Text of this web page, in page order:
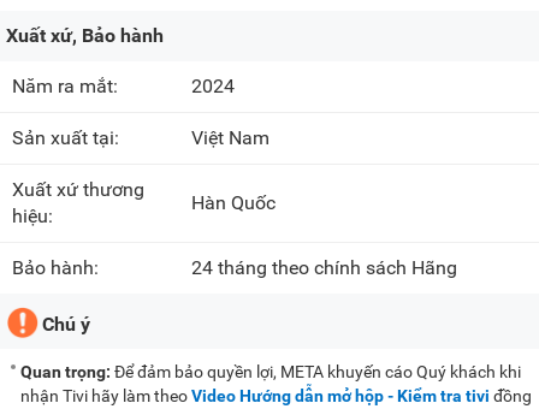
Xuất xứ, Bảo hành
Năm ra mắt: 2024
Sản xuất tại: Việt Nam
Xuất xứ thương
hiệu:
Hàn Quốc
Bảo hành: 24 tháng theo chính sách Hãng
Chú ý
Quan trọng: Để đảm bảo quyền lợi, META khuyến cáo Quý khách khi
nhận Tivi hãy làm theoVideo Hướng dẫn mở hộp - Kiểm tra tivi đồng